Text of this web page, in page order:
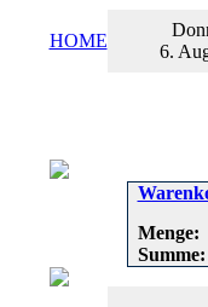
HOME
6.
Menge:
Summe: